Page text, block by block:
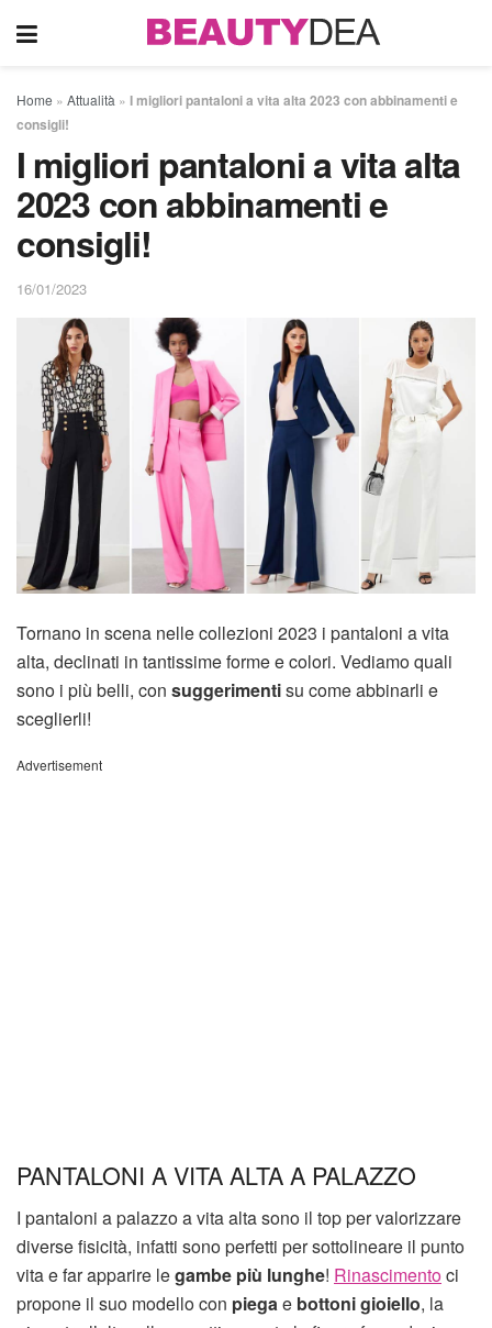
Home » Attualità » I migliori pantaloni a vita alta 2023 con abbinamenti e
consigli!
I migliori pantaloni a vita alta
2023 con abbinamenti e
consigli!
16/01/2023
Tornano in scena nelle collezioni 2023 i pantaloni a vita
alta, declinati in tantissime forme e colori. Vediamo quali
sono i più belli, con suggerimentisu come abbinarli e
sceglierli!
Advertisement
PANTALONI A VITA ALTA A PALAZZO
I pantaloni a palazzo a vita alta sono il top per valorizzare
diverse fisicità, infatti sono perfetti per sottolineare il punto
vita e far apparire legambe più lunghe! Rinascimentoci
propone il suo modello con piegae bottoni gioiello, la